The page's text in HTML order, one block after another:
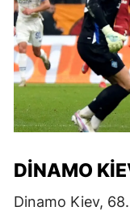
DINAMO
Dinamo Kiev,